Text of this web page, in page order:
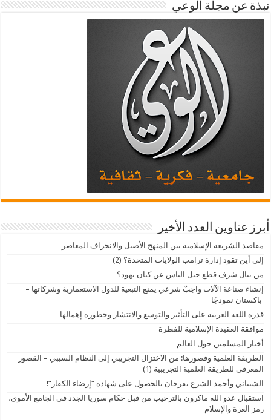
نبذة عن مجلة الوعي
أبرز عناوين العدد الأخير
مقاصد الشريعة الإسلامية بين المنهج الأصيل والانحراف المعاصر
إلى أين تقود إدارة ترامب الولايات المتحدة؟ (2)
من ينال شرف قطع حبل الناس عن كيان يهود؟
إنشاء صناعة الآلات واجبٌ شرعي يمنع التبعية للدول الاستعمارية وشركاتها –
باكستان نموذجًا
قدرة اللغة العربية على التأثير والتوسع والانتشار وخطورة إهمالها
موافقة العقيدة الإسلامية للفطرة
أخبار المسلمين حول العالم
الطريقة العلمية وقصورها: من الاختزال التجريبي إلى النظام السببي – القصور
المعرفي للطريقة العلمية التجريبية (1)
الشيباني وأحمد الشرع يفرحان بالحصول على شهادة “إرضاء الكفار”!
استقبال عدو الله ماكرون بالترحيب من قبل حكام سوريا الجدد في الجامع الأموي،
رمز العزة والإسلام